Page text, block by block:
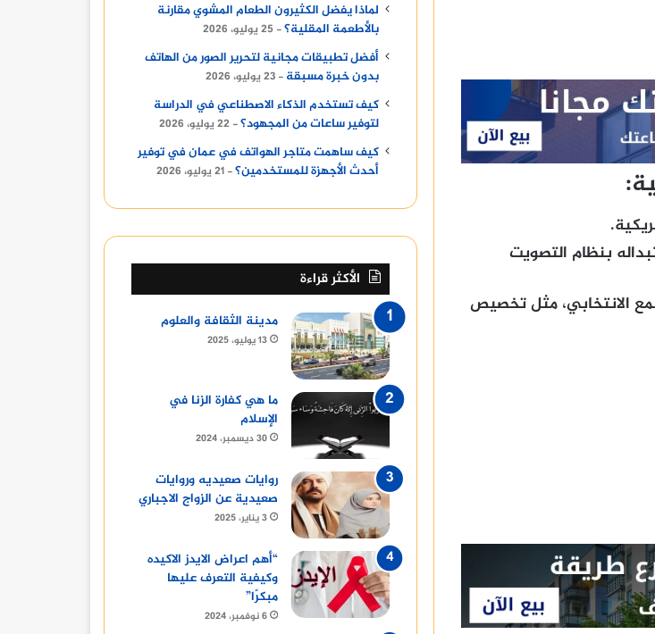
بنظام التصويت
الانتخابي، مثل تخصيص
لماذا يفضل الكثيرون الطعام المشوي مقارنة
بالأطعمة المقلية؟
25 يوليو، 2026
أفضل تطبيقات مجانية لتحرير الصور من الهاتف
بدون خبرة مسبقة
23 يوليو، 2026
كيف تستخدم الذكاء الاصطناعي في الدراسة
لتوفير ساعات من المجهود؟
22 يوليو، 2026
كيف ساهمت متاجر الهواتف في عمان في توفير
أحدث الأجهزة للمستخدمين؟
21 يوليو، 2026
الأكثر قراءة
مدينة الثقافة والعلوم
13 يوليو، 2025
ما هي كفارة الزنا في
الإسلام
30 ديسمبر، 2024
روايات صعيديه وروايات
صعيدية عن الزواج الاجباري
3 يناير، 2025
“أهم اعراض الايدز الاكيده
وكيفية التعرف عليها
مبكرًا”
6 نوفمبر، 2024